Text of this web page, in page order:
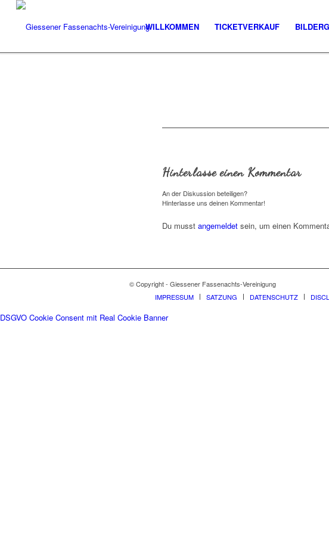
WILLKOMMEN TICKETVERKAUF
Hinterlasse einen Kommentar
An der Diskussion beteiligen?
Hinterlasse uns deinen Kommentar!
Du musst angemeldet sein, um einen
© Copyright - Giessener Fassenachts-Vereinigung
IMPRESSUM
SATZUNG DATENSCHUTZ
DSGVO Cookie Consent mit Real Cookie Banner